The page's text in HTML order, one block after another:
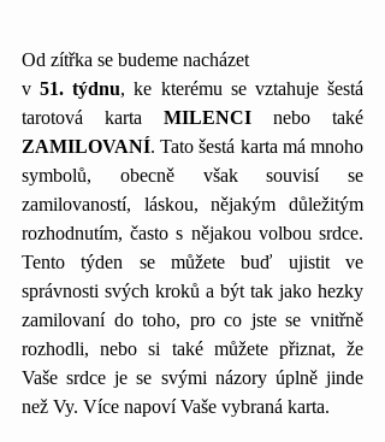
Od zítřka se budeme nacházet
v 51. týdnu, ke kterému se vztahuje šestá
tarotová karta MILENCI
ZAMILOVANÍ. Tato šestá karta má mnoho
symbolů, obecně však souvisí se
zamilovaností, láskou, nějakým důležitým
rozhodnutím, často s nějakou volbou srdce.
Tento týden se můžete buď ujistit ve
správnosti svých kroků a být tak jako hezky
zamilovaní do toho, pro co jste se vnitřně
rozhodli, nebo si také můžete přiznat, že
Vaše srdce je se svými názory úplně jinde
než Vy. Více napoví Vaše vybraná karta.